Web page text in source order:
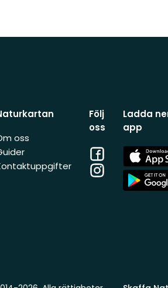
oss
Följ
oss
Facebook
Instagram
Ladda
app
App
Store
App
Store